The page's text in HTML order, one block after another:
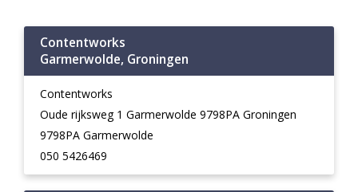
Contentworks
Garmerwolde, Groningen
Contentworks
Oude rijksweg 1 Garmerwolde 9798PA Groningen
9798PA Garmerwolde
050 5426469